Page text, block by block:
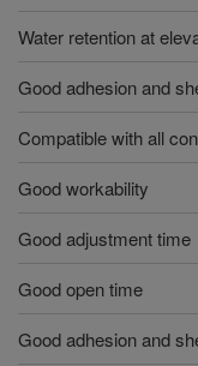
Water retention at
Good adhesion and
Compatible with all
Good workability
Good adjustment time
Good open time
Good adhesion and